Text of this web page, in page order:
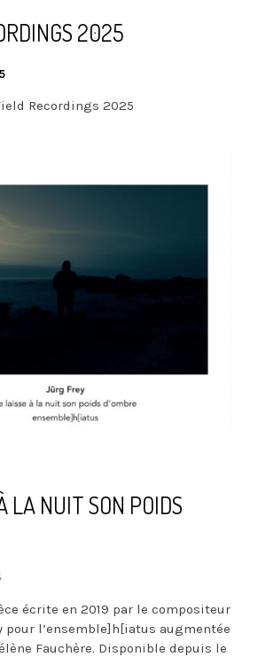
2025
Recordings 2025
LA NUIT SON POIDS
écrite en 2019 par le compositeur
pour l’ensemble]h[iatus augmentée
Fauchère. Disponible depuis le